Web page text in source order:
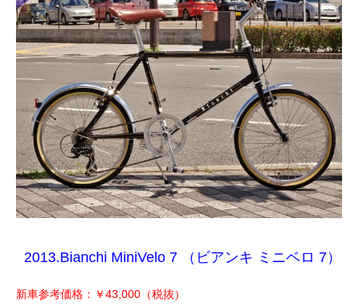
2013.Bianchi MiniVelo 7 （ビアンキ ミニベロ 7）
新車参考価格：￥43,000（税抜）